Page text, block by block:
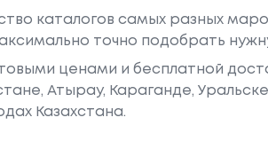
каталогов самых разных
точно подобрать
ценами и бесплатной
Атырау, Караганде,
Казахстана.